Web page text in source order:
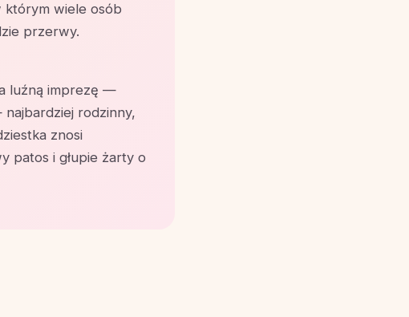
wiele osób
przerwy.
luźną imprezę —
rodzinny,
znosi
patos i głupie żarty o